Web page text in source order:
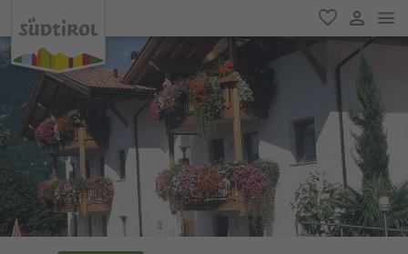
favoriti
user link